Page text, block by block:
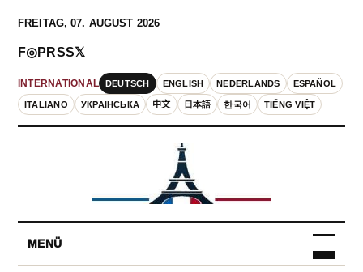
FREITAG, 07. AUGUST 2026
INTERNATIONAL DEUTSCH ENGLISH NEDERLANDS ESPAÑOL
ITALIANO УКРАЇНСЬКА 中文 日本語 한국어 TIẾNG VIỆT
F◎PRSS𝕏
MENÜ